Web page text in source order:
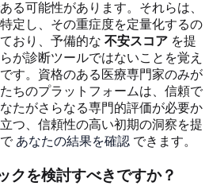
る可能性があります。それらは、
定し、その重症度を定量化するの
おり、予備的な 不安スコア を提
が診断ツールではないことを覚え
す。資格のある医療専門家のみが
ちのプラットフォームは、信頼で
たがさらなる専門的評価が必要か
つ、信頼性の高い初期の洞察を提
あなたの結果を確認 できます。
クを検討すべきですか？